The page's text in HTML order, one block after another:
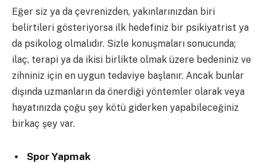
Eğer siz ya da çevrenizden, yakınlarınızdan biri
belirtileri gösteriyorsa ilk hedefiniz bir psikiyatrist ya
da psikolog olmalıdır. Sizle konuşmaları sonucunda;
ilaç, terapi ya da ikisi birlikte olmak üzere bedeniniz ve
zihniniz için en uygun tedaviye başlanır. Ancak bunlar
dışında uzmanların da önerdiği yöntemler olarak veya
hayatınızda çoğu şey kötü giderken yapabileceğiniz
birkaç şey var.
Spor Yapmak